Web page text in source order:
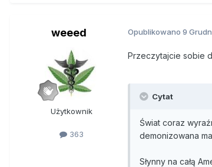
weeed
Użytkownik
363
Opublikowano 9
Przeczytajcie sobie
Cytat
Świat coraz
demonizowana
Słynny na całą